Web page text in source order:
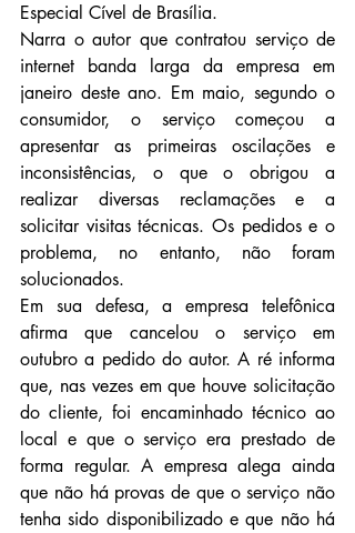
Especial Cível de Brasília.
Narra o autor que contratou serviço de
internet banda larga da empresa em
janeiro deste ano. Em maio, segundo o
consumidor, o serviço começou a
apresentar as primeiras oscilações e
inconsistências, o que o obrigou a
realizar diversas reclamações e a
solicitar visitas técnicas. Os pedidos e o
problema, no entanto, não foram
solucionados.
Em sua defesa, a empresa telefônica
afirma que cancelou o serviço em
outubro a pedido do autor. A ré informa
que, nas vezes em que houve solicitação
do cliente, foi encaminhado técnico ao
local e que o serviço era prestado de
forma regular. A empresa alega ainda
que não há provas de que o serviço não
tenha sido disponibilizado e que não há